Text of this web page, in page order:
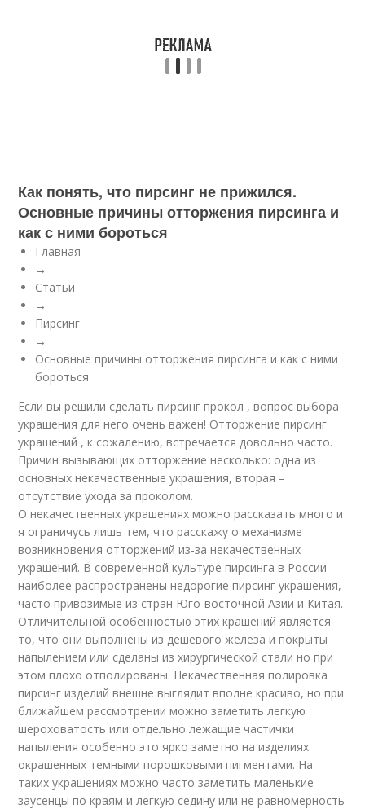
Как понять, что пирсинг не прижился.
Основные причины отторжения пирсинга и
как с ними бороться
Главная
→
Статьи
→
Пирсинг
→
Основные причины отторжения пирсинга и как с ними
бороться
Если вы решили сделать пирсинг прокол , вопрос выбора
украшения для него очень важен! Отторжение пирсинг
украшений , к сожалению, встречается довольно часто.
Причин вызывающих отторжение несколько: одна из
основных некачественные украшения, вторая –
отсутствие ухода за проколом.
О некачественных украшениях можно рассказать много и
я ограничусь лишь тем, что расскажу о механизме
возникновения отторжений из-за некачественных
украшений. В современной культуре пирсинга в России
наиболее распространены недорогие пирсинг украшения,
часто привозимые из стран Юго-восточной Азии и Китая.
Отличительной особенностью этих крашений является
то, что они выполнены из дешевого железа и покрыты
напылением или сделаны из хирургической стали но при
этом плохо отполированы. Некачественная полировка
пирсинг изделий внешне выглядит вполне красиво, но при
ближайшем рассмотрении можно заметить легкую
шероховатость или отдельно лежащие частички
напыления особенно это ярко заметно на изделиях
окрашенных темными порошковыми пигментами. На
таких украшениях можно часто заметить маленькие
заусенцы по краям и легкую седину или не равномерность